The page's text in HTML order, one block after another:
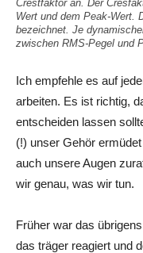
Crestfaktor an. Der
Wert und dem Peak-Wert.
bezeichnet. Je
zwischen RMS-Pegel und
Ich empfehle es auf
arbeiten. Es ist richtig,
entscheiden lassen
(!) unser Gehör
auch unsere Augen
wir genau, was wir tun.
Früher war das
das träger reagiert und